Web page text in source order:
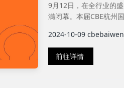
9月12日，在全行业的
满闭幕。本届CBE杭州
2024-10-09 cbebaiwen
前往详情